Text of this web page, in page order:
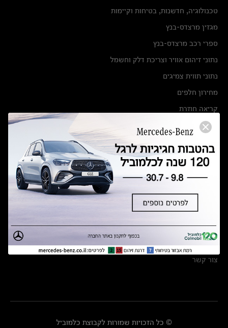
טכנולוגיה, חדשנות, בטיחות וקיימות
מגזין מרצדס-בנץ
ספרי רכב מרצדס-בנץ
נתוני זיהום אוויר וצריכת דלק וחשמל
נתוני תווית צמיגים
מחירון חלפים
קריאה חוזרת
הודעה על הטבות לרכבי מרצדס בהסדר פשרה בתצ 56447-02-19
תקנון ימי מכירות 120 לכלמוביל
מצאו אותנו
אולמות תצוגה
מרכזי שירות
צור קשר
© כל הזכויות שמורות לקבוצת כלמוביל